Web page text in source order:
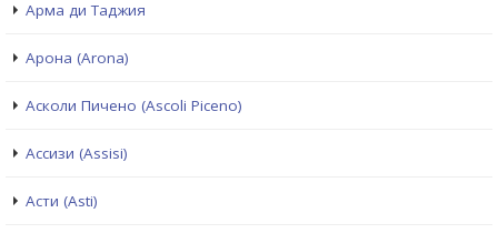
Арма ди Таджия
Арона (Arona)
Асколи Пичено (Ascoli Piceno)
Ассизи (Assisi)
Асти (Asti)